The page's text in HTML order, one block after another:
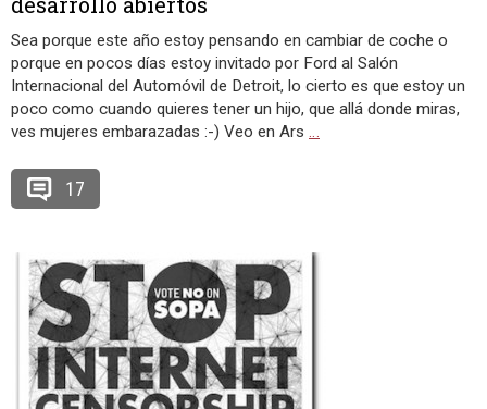
Sea porque este año estoy pensando en cambiar de coche o
porque en pocos días estoy invitado por Ford al Salón
Internacional del Automóvil de Detroit, lo cierto es que estoy un
poco como cuando quieres tener un hijo, que allá donde miras,
ves mujeres embarazadas :-) Veo en Ars …
17